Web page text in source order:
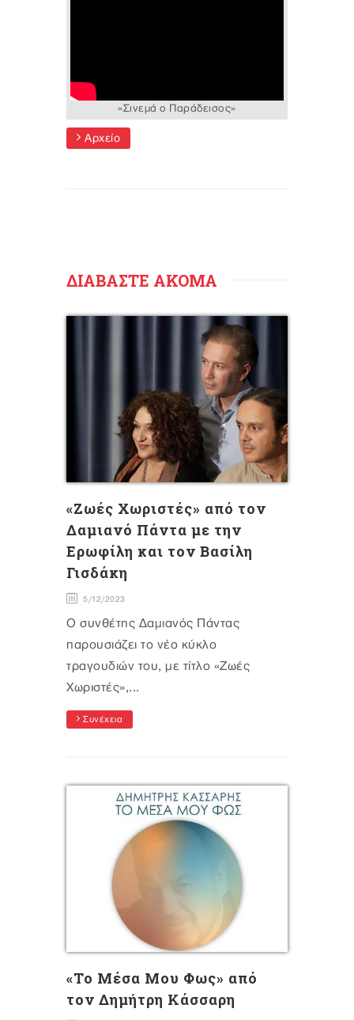
«Σινεμά ο Παράδεισος»
Αρχείο
ΔΙΑΒΑΣΤΕ ΑΚΟΜΑ
«Ζωές Χωριστές» από τον
Δαμιανό Πάντα με την
Ερωφίλη και τον Βασίλη
Γισδάκη
5/12/2023
Ο συνθέτης Δαμιανός Πάντας
παρουσιάζει το νέο κύκλο
τραγουδιών του, με τίτλο «Ζωές
Χωριστές»,...
Συνέχεια
«Το Μέσα Μου Φως» από
τον Δημήτρη Κάσσαρη